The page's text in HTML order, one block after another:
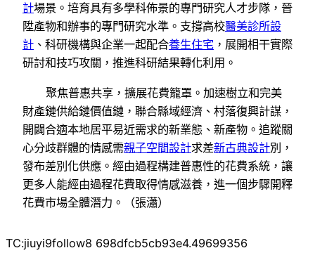
計場景。培育具有多學科佈景的專門研究人才步隊，晉
陞產物和辦事的專門研究水準。支撐高校醫美診所設
計 、科研機構與企業一起配合養生住宅 ，展開相干實際
研討和技巧攻關，推進科研結果轉化利用。
聚焦普惠共享，擴展花費籠罩。加速樹立和完美
財產鏈供給鏈價值鏈，聯合縣域經濟、村落復興計謀，
開闢合適本地居平易近需求的新業態、新產物。追蹤關
心分歧群體的情感需親子空間設計求差新古典設計別，
發布差別化供應。經由過程構建普惠性的花費系統，讓
更多人能經由過程花費取得情感滋養，進一個步驟開釋
花費市場全體潛力。（張瀟）
TC:jiuyi9follow8 698dfcb5cb93e4.49699356